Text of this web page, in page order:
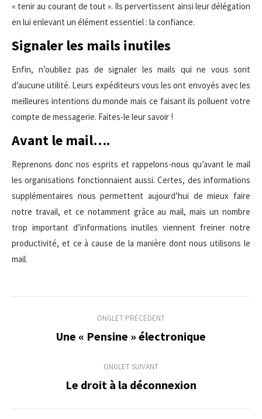
« tenir au courant de tout ». Ils pervertissent ainsi leur délégation
en lui enlevant un élément essentiel : la confiance.
Signaler les mails inutiles
Enfin, n’oubliez pas de signaler les mails qui ne vous sont
d’aucune utilité. Leurs expéditeurs vous les ont envoyés avec les
meilleures intentions du monde mais ce faisant ils polluent votre
compte de messagerie. Faites-le leur savoir !
Avant le mail….
Reprenons donc nos esprits et rappelons-nous qu’avant le mail
les organisations fonctionnaient aussi. Certes, des informations
supplémentaires nous permettent aujourd’hui de mieux faire
notre travail, et ce notamment grâce au mail, mais un nombre
trop important d’informations inutiles viennent freiner notre
productivité, et ce à cause de la manière dont nous utilisons le
mail.
commentaire
ONGLET PRÉCÉDENT
Onglet
Une « Pensine » électronique
ONGLET SUIVANT
Onglet
Le droit à la déconnexion